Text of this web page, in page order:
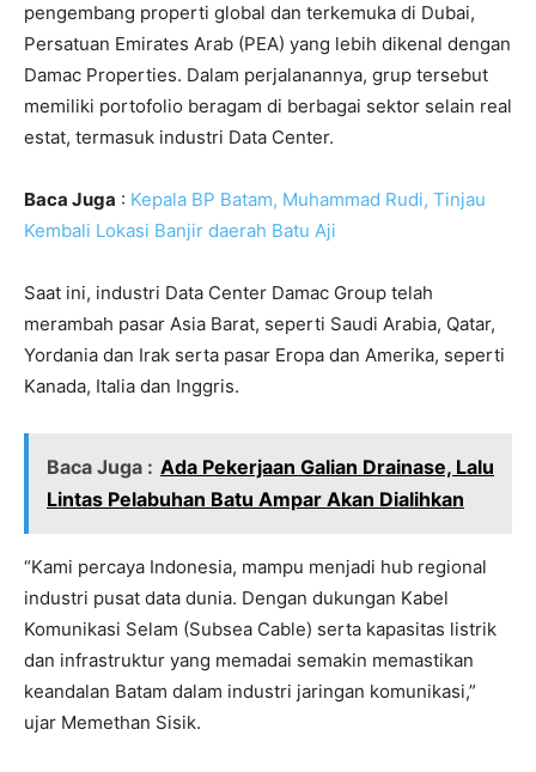
pengembang properti global dan terkemuka di Dubai,
Persatuan Emirates Arab (PEA) yang lebih dikenal dengan
Damac Properties. Dalam perjalanannya, grup tersebut
memiliki portofolio beragam di berbagai sektor selain real
estat, termasuk industri Data Center.
Baca Juga : Kepala BP Batam, Muhammad Rudi, Tinjau
Kembali Lokasi Banjir daerah Batu Aji
Saat ini, industri Data Center Damac Group telah
merambah pasar Asia Barat, seperti Saudi Arabia, Qatar,
Yordania dan Irak serta pasar Eropa dan Amerika, seperti
Kanada, Italia dan Inggris.
Baca Juga : Ada Pekerjaan Galian Drainase, Lalu
Lintas Pelabuhan Batu Ampar Akan Dialihkan
“Kami percaya Indonesia, mampu menjadi hub regional
industri pusat data dunia. Dengan dukungan Kabel
Komunikasi Selam (Subsea Cable) serta kapasitas listrik
dan infrastruktur yang memadai semakin memastikan
keandalan Batam dalam industri jaringan komunikasi,”
ujar Memethan Sisik.